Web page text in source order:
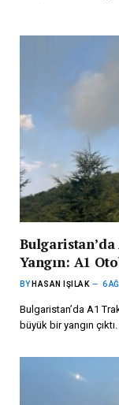
Bulgaristan’da
Yangın: A1
BY HASAN IŞILAK 6
Bulgaristan’da A1
büyük bir yangın